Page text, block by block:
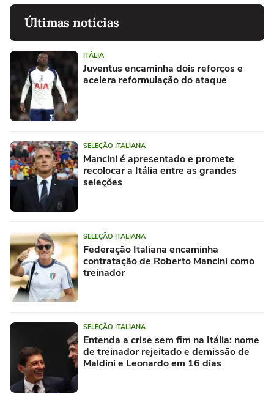
Últimas notícias
ITÁLIA
Juventus encaminha dois reforços e
acelera reformulação do ataque
SELEÇÃO ITALIANA
Mancini é apresentado e promete
recolocar a Itália entre as grandes
seleções
SELEÇÃO ITALIANA
Federação Italiana encaminha
contratação de Roberto Mancini como
treinador
SELEÇÃO ITALIANA
Entenda a crise sem fim na Itália: nome
de treinador rejeitado e demissão de
Maldini e Leonardo em 16 dias